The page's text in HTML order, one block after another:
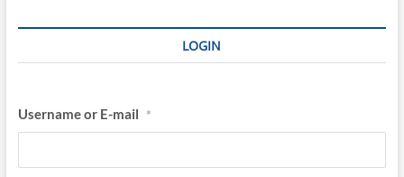
LOGIN
Username or E-mail *